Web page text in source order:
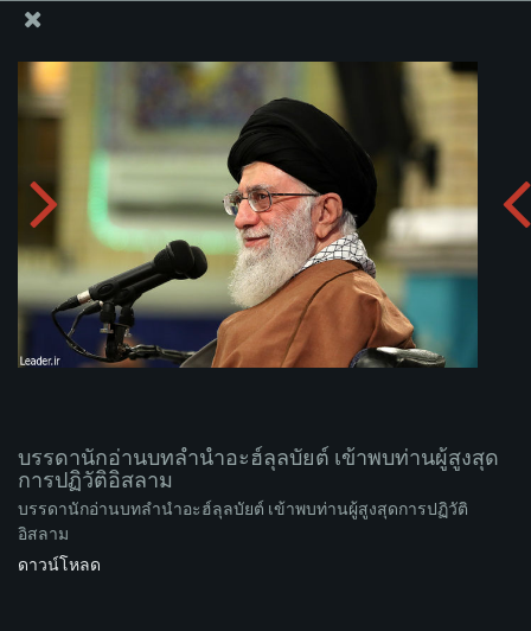
บรรดานักอ่านบทลำนำอะฮ์ลุลบัยต์ เข้าพบท่านผู้สูงสุดการ
ปฏิวัติอิสลาม
อัพโหลดอัลบั่ม:
บรรดานักอ่านบทลำนำอะฮ์ลุลบัยต์ เข้าพบท่านผู้สูงสุด
การปฏิวัติอิสลาม
บรรดานักอ่านบทลำนำอะฮ์ลุลบัยต์ เข้าพบท่านผู้สูงสุดการปฏิวัติ
อิสลาม
ดาวน์โหลด